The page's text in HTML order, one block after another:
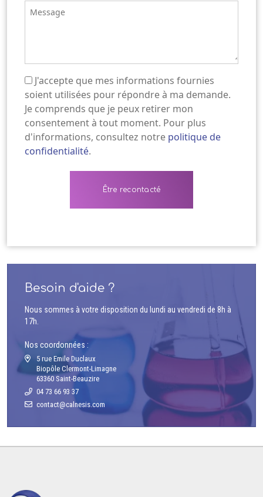
Message
(Nécessaire)
J'accepte que mes informations fournies
soient utilisées pour répondre à ma demande.
Je comprends que je peux retirer mon
consentement à tout moment. Pour plus
d'informations, consultez notre politique de
confidentialité.
Besoin d'aide ?
Nous sommes à votre disposition du lundi au vendredi de 8h à
17h.
Nos coordonnées :
5 rue Emile Duclaux
Biopôle Clermont-Limagne
63360 Saint-Beauzire
04 73 66 93 37